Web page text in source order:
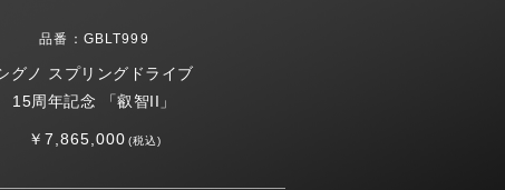
品番：GBLT999
グノ スプリングドライブ
15周年記念 「叡智II」
￥7,865,000(税込)